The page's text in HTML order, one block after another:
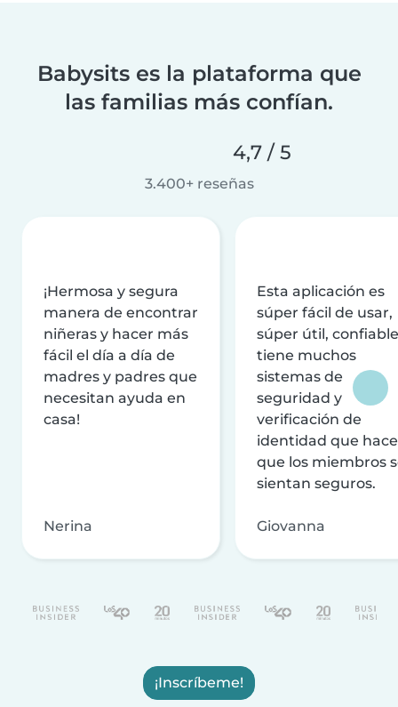
Babysits es la plataforma que
las familias más confían.
4,7 / 5
3.400+ reseñas
¡Hermosa y segura
manera de encontrar
niñeras y hacer más
fácil el día a día de
madres y padres que
necesitan ayuda en
casa!
Nerina
Esta aplicación es
súper fácil de usar,
súper útil,
tiene muchos
sistemas de
seguridad y
verificación de
identidad que
que los miembros
sientan seguros.
Giovanna
¡Inscríbeme!